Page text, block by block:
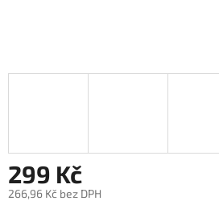
299 Kč
266,96 Kč bez DPH